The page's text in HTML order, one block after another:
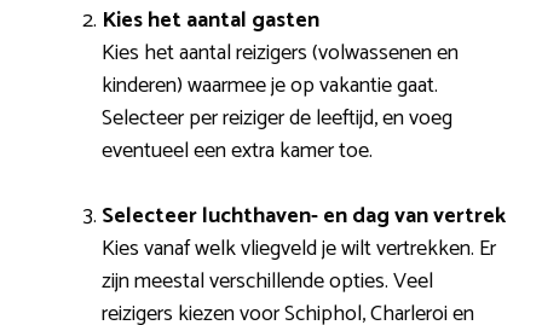
Kies het aantal gasten
Kies het aantal reizigers (volwassenen en
kinderen) waarmee je op vakantie gaat.
Selecteer per reiziger de leeftijd, en voeg
eventueel een extra kamer toe.
Selecteer luchthaven- en dag van vertrek
Kies vanaf welk vliegveld je wilt vertrekken. Er
zijn meestal verschillende opties. Veel
reizigers kiezen voor Schiphol, Charleroi en